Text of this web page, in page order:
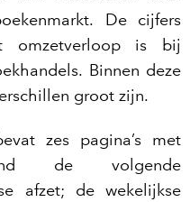
De cijfers
is bij
Binnen deze
groot zijn.
zes pagina’s met
de volgende
afzet; de wekelijkse